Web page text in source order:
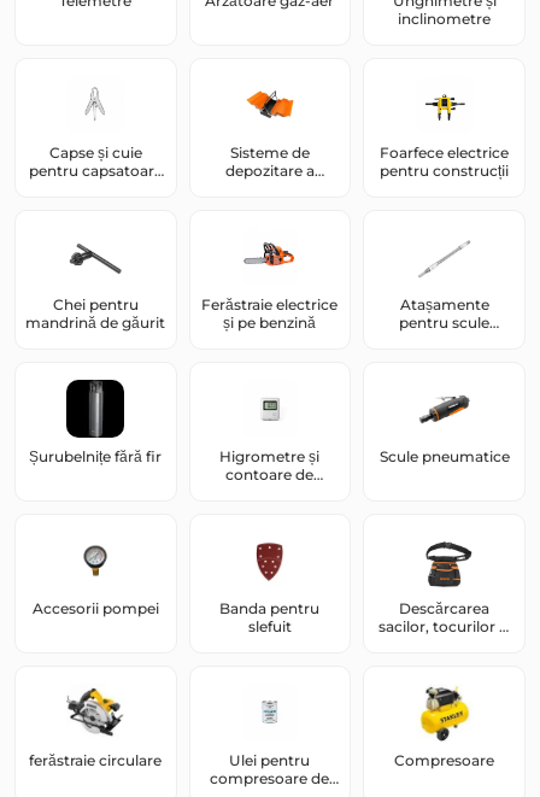
inclinometre
Capse și cuie
pentru capsatoare
Sisteme de
depozitare a
Foarfece electrice
pentru construcții
Chei pentru
mandrină de găurit
Ferăstraie electrice
și pe benzină
Atașamente
pentru scule
Șurubelnițe fără fir
Higrometre și
contoare de
Scule pneumatice
Accesorii pompei
Banda pentru
slefuit
Descărcarea
sacilor, tocurilor și
ferăstraie circulare
Ulei pentru
compresoare de
Compresoare